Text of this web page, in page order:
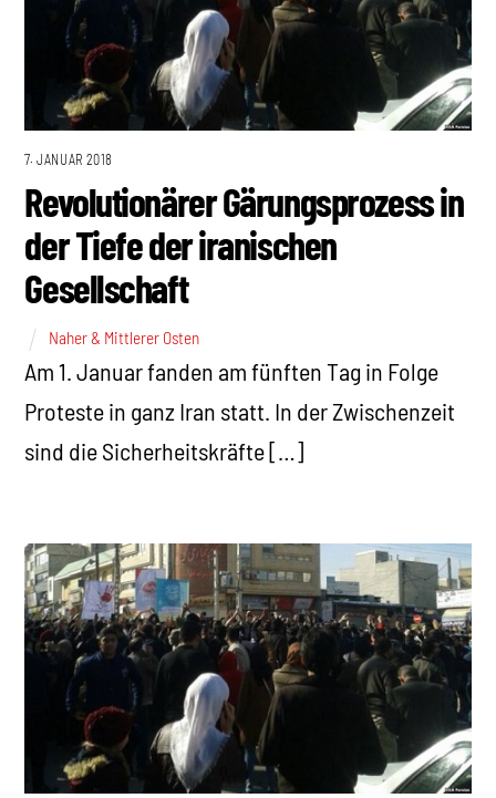
7. JANUAR 2018
Revolutionärer Gärungsprozess in
der Tiefe der iranischen
Gesellschaft
Naher & Mittlerer Osten
Am 1. Januar fanden am fünften Tag in Folge
Proteste in ganz Iran statt. In der Zwischenzeit
sind die Sicherheitskräfte […]